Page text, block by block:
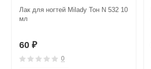
Лак для ногтей Milady Тон N 532 10
мл
60 ₽
0